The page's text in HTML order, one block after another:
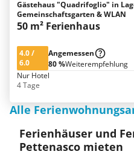
Gästehaus "Quadrifoglio" in
Gemeinschaftsgarten & WLAN
50 m² Ferienhaus
4.0/
6.0
Angemessen
80 %Weiterempfehlung
Nur Hotel
4 Tage
Alle
Ferienhäuser und
Pettenasco mieten